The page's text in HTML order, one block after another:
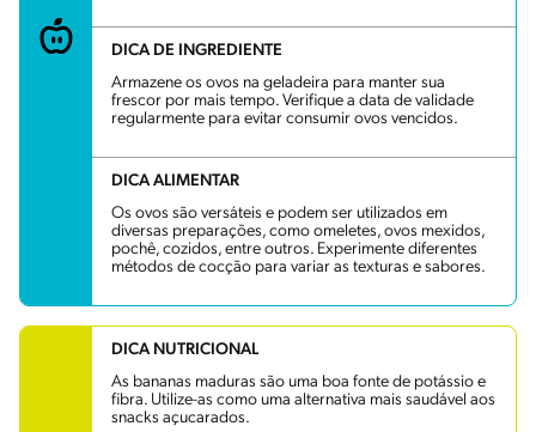
DICA DE INGREDIENTE
Armazene os ovos na geladeira para manter sua
frescor por mais tempo. Verifique a data de validade
regularmente para evitar consumir ovos vencidos.
DICA ALIMENTAR
Os ovos são versáteis e podem ser utilizados em
diversas preparações, como omeletes, ovos mexidos,
pochê, cozidos, entre outros. Experimente diferentes
métodos de cocção para variar as texturas e sabores.
DICA NUTRICIONAL
As bananas maduras são uma boa fonte de potássio e
fibra. Utilize-as como uma alternativa mais saudável aos
snacks açucarados.